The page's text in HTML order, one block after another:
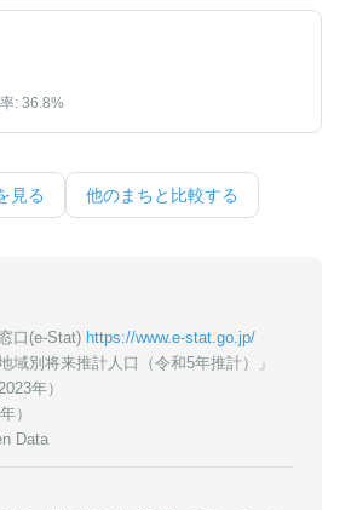
: 36.8%
見る 他のまちと比較する
口(e-Stat) https://www.e-stat.go.jp/
域別将来推計人口（令和5年推計）」
年）
）
Data